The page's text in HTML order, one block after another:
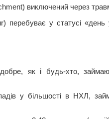
виключений через
перебуває у статусі
як і будь-хто,
у більшості в НХЛ,